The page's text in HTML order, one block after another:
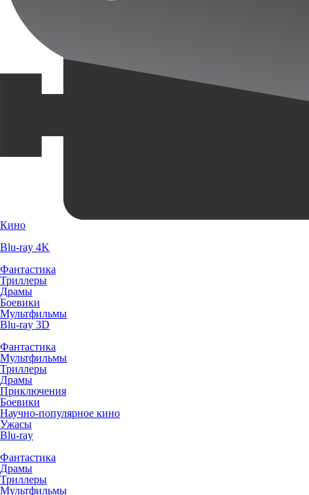
Кино
Blu-ray 4K
Фантастика
Триллеры
Драмы
Боевики
Мультфильмы
Blu-ray 3D
Фантастика
Мультфильмы
Триллеры
Драмы
Приключения
Боевики
Научно-популярное кино
Ужасы
Blu-ray
Фантастика
Драмы
Триллеры
Мультфильмы